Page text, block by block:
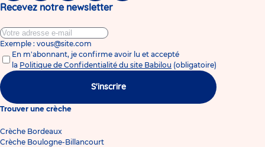
Recevez notre newsletter
Exemple : vous@site.com
En m'abonnant, je confirme avoir lu et accepté
la Politique de Confidentialité du site Babilou (obligatoire)
S'inscrire
Trouver une crèche
Crèche Bordeaux
Crèche Boulogne-Billancourt